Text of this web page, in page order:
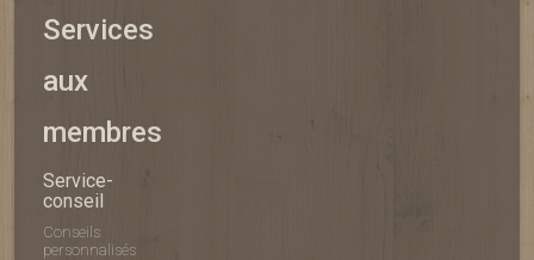
Services
aux
membres
Service-
conseil
Conseils
personnalisés